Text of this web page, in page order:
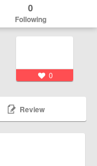
0
Following
0
Review